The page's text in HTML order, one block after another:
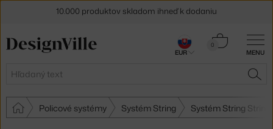
MENU
Hľadať
0
Košík
Policové systémy Systém String Systém String String
30 dní na vrátenie tovaru
EUR